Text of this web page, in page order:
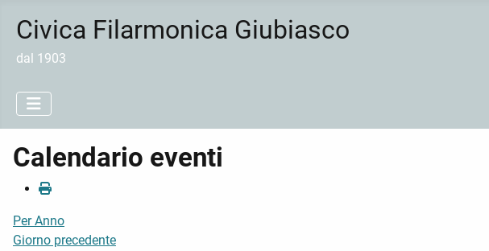
Civica Filarmonica Giubiasco
dal 1903
Calendario eventi
Per Anno
Giorno precedente